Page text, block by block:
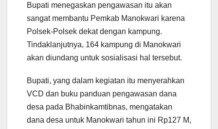
Bupati menegaskan pengawasan itu akan
sangat membantu Pemkab Manokwari karena
Polsek-Polsek dekat dengan kampung.
Tindaklanjutnya, 164 kampung di Manokwari
akan diundang untuk sosialisasi hal tersebut.
Bupati, yang dalam kegiatan itu menyerahkan
VCD dan buku panduan pengawasan dana
desa pada Bhabinkamtibnas, mengatakan
dana desa untuk Manokwari tahun ini Rp127 M,